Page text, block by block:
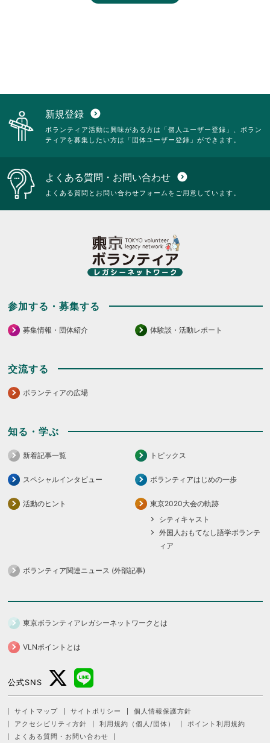
新規登録 expand_circle_down
ボランティア活動に興味がある方は「個人ユーザー登録」、ボラン
ティアを募集したい方は「団体ユーザー登録」ができます。
よくある質問・お問い合わせ expand_circle_down
よくある質問とお問い合わせフォームをご用意しています。
参加する・募集する
募集情報・団体紹介 体験談・活動レポート
交流する
ボランティアの広場
知る・学ぶ
新着記事一覧 トピックス
スペシャルインタビュー ボランティアはじめの一歩
活動のヒント
東京2020大会の軌跡
シティキャスト
外国人おもてなし語学ボランテ
ィア
ボランティア関連ニュース (外部記事)
東京ボランティアレガシーネットワークとは
VLNポイントとは
公式SNS
サイトマップ サイトポリシー
個人情報保護方針
アクセシビリティ方針
利用規約（個人/団体）
ポイント利用規約
よくある質問・お問い合わせ